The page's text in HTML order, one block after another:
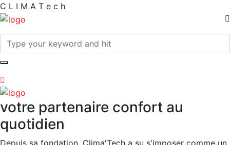
C L I M A T e c h
votre partenaire confort au
quotidien